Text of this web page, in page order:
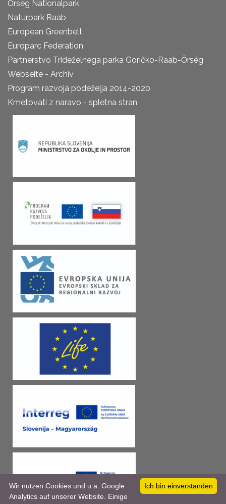
Őrseg Nationalpark
Naturpark Raab
European Greenbelt
Europarc Federation
Partnerstvo Trideželnega parka Goričko-Raab-Őrség
Webseite - Archiv
Program razvoja podeželja 2014-2020
Kmetovati z naravo - spletna stran
Ich bin einverstanden
Wir nutzen Cookies und u.a. Google
Analytics auf unserer Website. Einige